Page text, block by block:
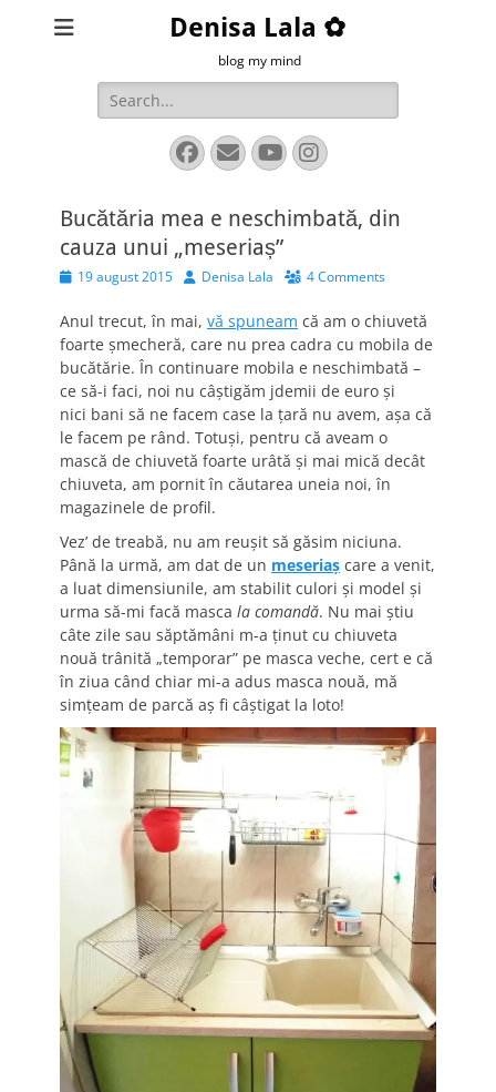
Denisa Lala ✿
blog my mind
Search
for:
Facebook
EmailYouTube
Instagram
Bucătăria mea e neschimbată, din
cauza unui „meseriaș”
Posted19 august 2015 AuthorDenisa Lala 4 Comments
Anul trecut, în mai, vă spuneam că am o chiuvetă
foarte șmecheră, care nu prea cadra cu mobila de
bucătărie. În continuare mobila e neschimbată –
ce să-i faci, noi nu câștigăm jdemii de euro și
nici bani să ne facem case la țară nu avem, așa că
le facem pe rând. Totuși, pentru că aveam o
mască de chiuvetă foarte urâtă și mai mică decât
chiuveta, am pornit în căutarea uneia noi, în
magazinele de profil.
Vez’ de treabă, nu am reușit să găsim niciuna.
Până la urmă, am dat de un meseriaș care a venit,
a luat dimensiunile, am stabilit culori și model și
urma să-mi facă masca la comandă. Nu mai știu
câte zile sau săptămâni m-a ținut cu chiuveta
nouă trânită „temporar” pe masca veche, cert e că
în ziua când chiar mi-a adus masca nouă, mă
simțeam de parcă aș fi câștigat la loto!